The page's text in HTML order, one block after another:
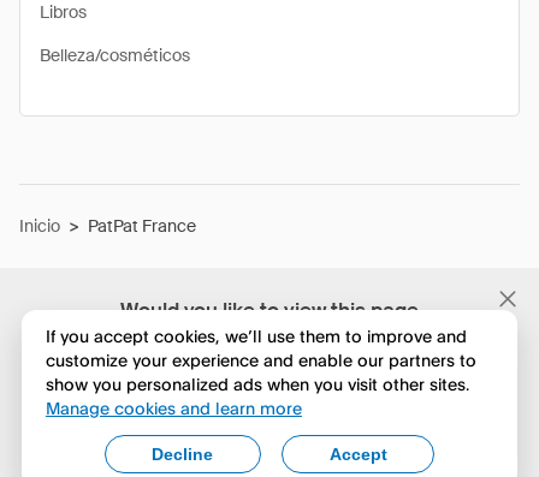
Would you like to view this page
in English?
No, seguir navegando
Yes, change to English
Libros
Belleza/cosméticos
Inicio > PatPat France
If you accept cookies, we’ll use them to improve and
customize your experience and enable our partners to
show you personalized ads when you visit other sites.
Manage cookies and learn more
Accept
Decline